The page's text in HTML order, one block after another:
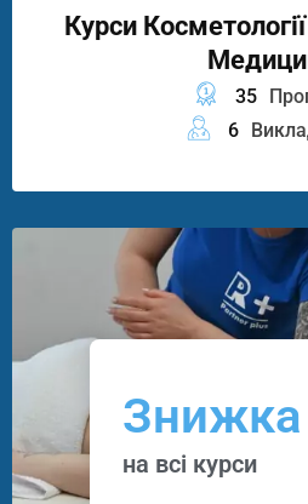
Курси
35
6
Знижка
на всі курси